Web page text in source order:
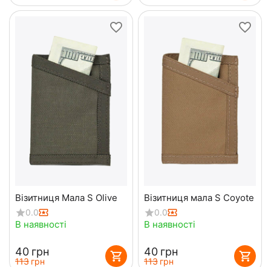
Візитниця Мала S Olive
0.0
В наявності
‍40‍ грн
‍113‍ грн
Візитниця мала S Coyote
0.0
В наявності
‍40‍ грн
‍113‍ грн